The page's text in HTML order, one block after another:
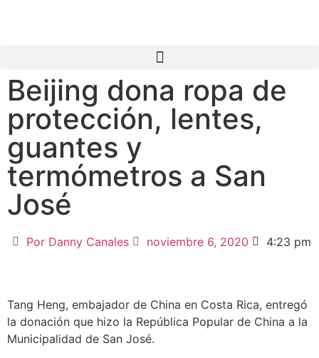
Beijing dona ropa de
protección, lentes,
guantes y
termómetros a San
José
PorDanny Canales noviembre 6, 2020 4:23 pm
Tang Heng, embajador de China en Costa Rica, entregó
la donación que hizo la República Popular de China a la
Municipalidad de San José.